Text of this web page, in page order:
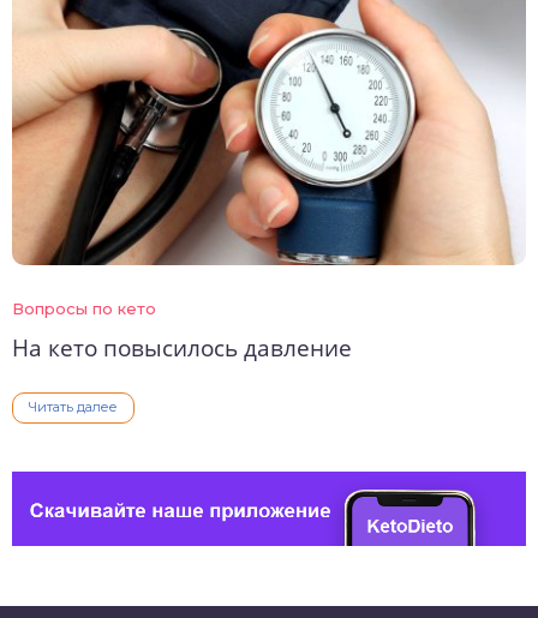
Вопросы по кето
На кето повысилось давление
Читать далее